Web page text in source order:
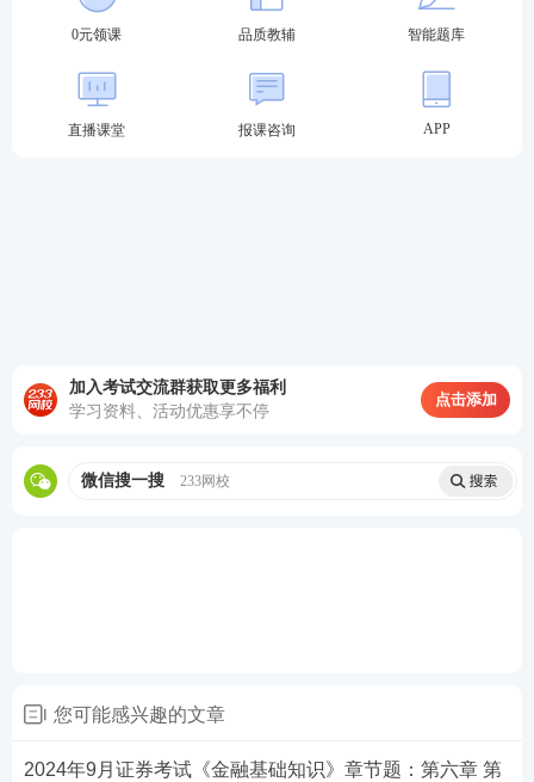
查看答案
证券从业资格考试机考模拟系统：
0元领课 品质教辅 智能题库
直播课堂 报课咨询 APP
加入考试交流群获取更多福利
学习资料、活动优惠享不停
点击添加
微信搜一搜 233网校
您可能感兴趣的文章
2024年9月证券考试《金融基础知识》章节题：第六章 第